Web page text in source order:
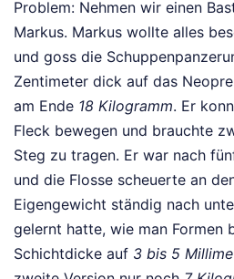
Problem: Nehmen wir einen
Markus. Markus wollte alles
und goss die
Zentimeter dick auf das
am Ende 18 Kilogramm. Er
Fleck bewegen und brauchte
Steg zu tragen. Er war nach
und die Flosse scheuerte an
Eigengewicht ständig nach
gelernt hatte, wie man Formen
Schichtdicke auf 3 bis 5